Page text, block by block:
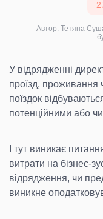
Автор: Тетяна
У відрядженні
проїзд, проживання
поїздок
потенційними або
І тут виникає
витрати на бізнес-
відрядження, чи
виникне